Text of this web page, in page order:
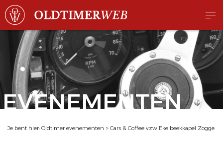
EVENEMENTEN
Je bent hier: Oldtimer evenementen > Cars & Coffee vzw Ekelbeekkapel Zogge